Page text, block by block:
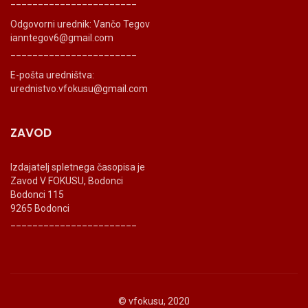
Odgovorni urednik: Vančo Tegov
ianntegov6@gmail.com
E-pošta uredništva:
urednistvo.vfokusu@gmail.com
ZAVOD
Izdajatelj spletnega časopisa je
Zavod V FOKUSU, Bodonci
Bodonci 115
9265 Bodonci
© vfokusu, 2020